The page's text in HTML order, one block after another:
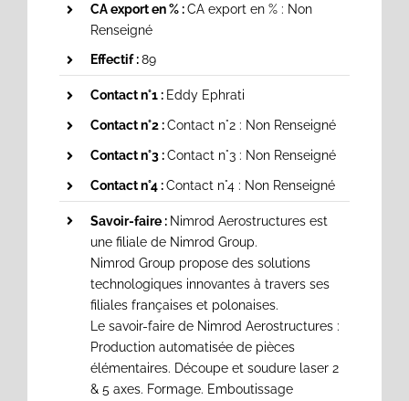
CA export en % :CA export en % : Non
Renseigné
Effectif :89
Contact n°1 : Eddy Ephrati
Contact n°2 :Contact n°2 : Non Renseigné
Contact n°3 :Contact n°3 : Non Renseigné
Contact n°4 :Contact n°4 : Non Renseigné
Savoir-faire : Nimrod Aerostructures est
une filiale de Nimrod Group.
Nimrod Group propose des solutions
technologiques innovantes à travers ses
filiales françaises et polonaises.
Le savoir-faire de Nimrod Aerostructures :
Production automatisée de pièces
élémentaires. Découpe et soudure laser 2
& 5 axes. Formage. Emboutissage